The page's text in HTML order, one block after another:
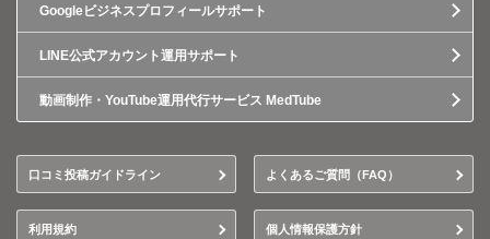
Googleビジネスプロフィールサポート
LINE公式アカウント運用サポート
動画制作・YouTube運用代行サービス MedTube
口コミ投稿ガイドライン よくあるご質問（FAQ）
利用規約 個人情報保護方針